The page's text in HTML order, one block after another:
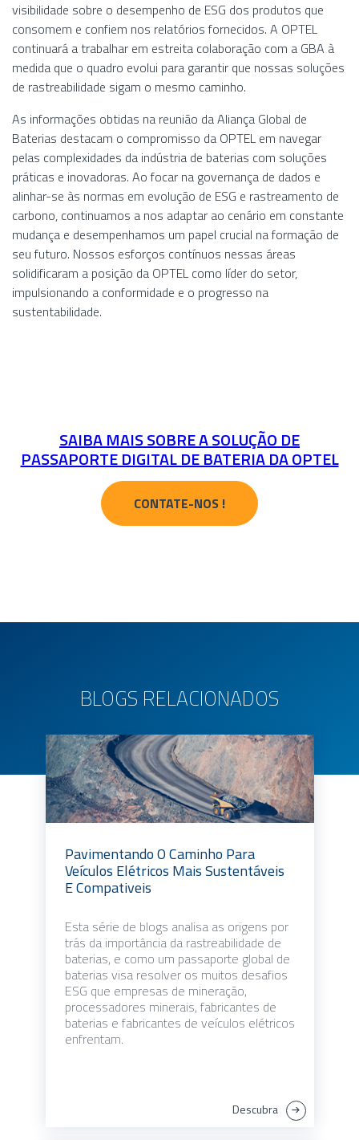
visibilidade sobre o desempenho de ESG dos produtos que
consomem e confiem nos relatórios fornecidos. A OPTEL
continuará a trabalhar em estreita colaboração com a GBA à
medida que o quadro evolui para garantir que nossas soluções
de rastreabilidade sigam o mesmo caminho.
As informações obtidas na reunião da Aliança Global de
Baterias destacam o compromisso da OPTEL em navegar
pelas complexidades da indústria de baterias com soluções
práticas e inovadoras. Ao focar na governança de dados e
alinhar-se às normas em evolução de ESG e rastreamento de
carbono, continuamos a nos adaptar ao cenário em constante
mudança e desempenhamos um papel crucial na formação de
seu futuro. Nossos esforços contínuos nessas áreas
solidificaram a posição da OPTEL como líder do setor,
impulsionando a conformidade e o progresso na
sustentabilidade.
SAIBA MAIS SOBRE A SOLUÇÃO DE
PASSAPORTE DIGITAL DE BATERIA DA OPTEL
CONTATE-NOS !
BLOGS RELACIONADOS
Pavimentando O Caminho Para
Veículos Elétricos Mais Sustentáveis
E Compativeis
Esta série de blogs analisa as origens por
trás da importância da rastreabilidade de
baterias, e como um passaporte global de
baterias visa resolver os muitos desafios
ESG que empresas de mineração,
processadores minerais, fabricantes de
baterias e fabricantes de veículos elétricos
enfrentam.
Descubra